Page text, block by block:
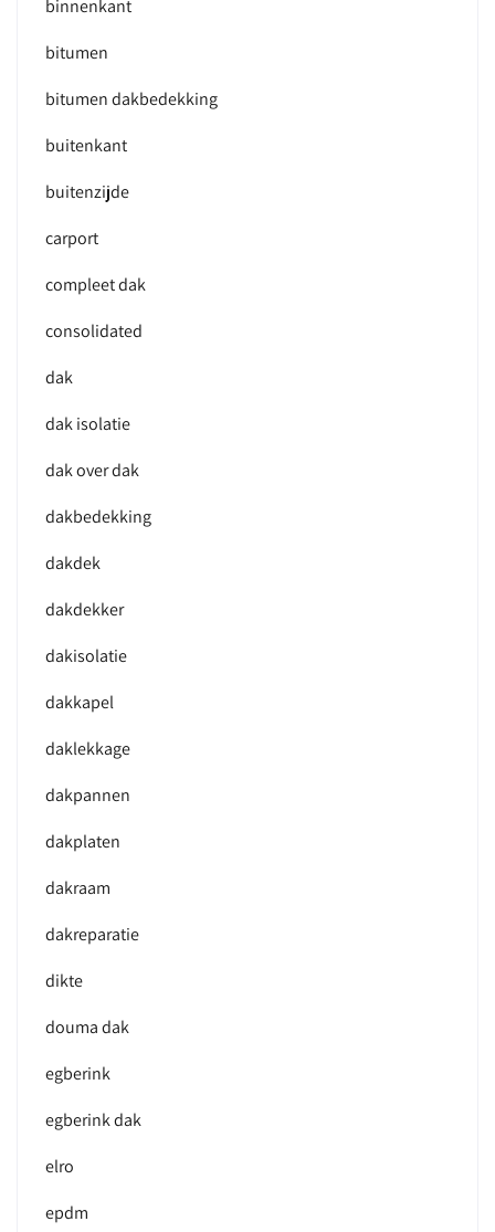
binnenkant
bitumen
bitumen dakbedekking
buitenkant
buitenzijde
carport
compleet dak
consolidated
dak
dak isolatie
dak over dak
dakbedekking
dakdek
dakdekker
dakisolatie
dakkapel
daklekkage
dakpannen
dakplaten
dakraam
dakreparatie
dikte
douma dak
egberink
egberink dak
elro
epdm